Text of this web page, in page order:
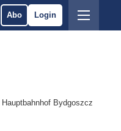
Abo Login
Bydgoszcz